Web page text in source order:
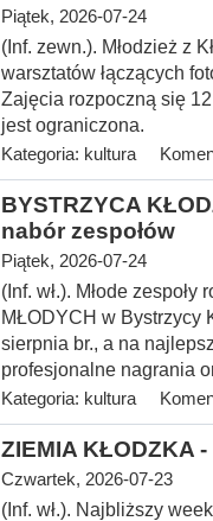
Piątek, 2026-07-24
(Inf. zewn.). Młodzież z
warsztatów łączących
Zajęcia rozpoczną się
jest ograniczona.
Kategoria: kultura
BYSTRZYCA
nabór zespołów
Piątek, 2026-07-24
(Inf. wł.). Młode
MŁODYCH w Bystrzycy
sierpnia br., a na
profesjonalne nagrania
Kategoria: kultura
ZIEMIA KŁODZKA
Czwartek, 2026-07-23
(Inf. wł.). Najbliższy